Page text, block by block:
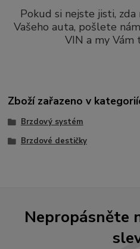
Pokud si nejste jisti,
Vašeho auta, pošlete
VIN a my Vám
Zboží zařazeno v
Brzdový systém
Brzdové destičky
Nepropásněte